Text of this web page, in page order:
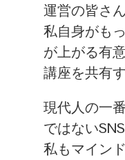
運営の皆さ
私自身がも
が上がる有
講座を共有
現代人の一
ではないSNS
私もマイン